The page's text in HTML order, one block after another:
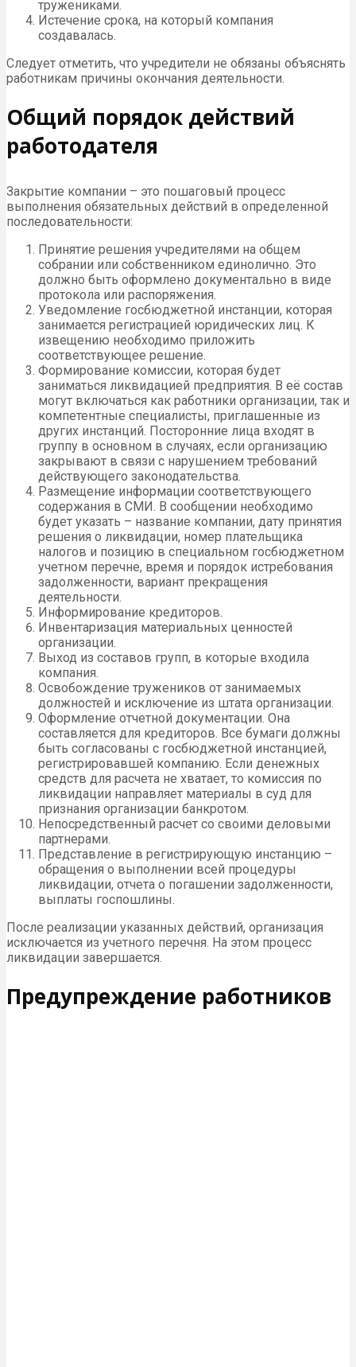
тружениками.
Истечение срока, на который компания
создавалась.
Следует отметить, что учредители не обязаны объяснять
работникам причины окончания деятельности.
Общий порядок действий
работодателя
Закрытие компании – это пошаговый процесс
выполнения обязательных действий в определенной
последовательности:
Принятие решения учредителями на общем
собрании или собственником единолично. Это
должно быть оформлено документально в виде
протокола или распоряжения.
Уведомление госбюджетной инстанции, которая
занимается регистрацией юридических лиц. К
извещению необходимо приложить
соответствующее решение.
Формирование комиссии, которая будет
заниматься ликвидацией предприятия. В её состав
могут включаться как работники организации, так и
компетентные специалисты, приглашенные из
других инстанций. Посторонние лица входят в
группу в основном в случаях, если организацию
закрывают в связи с нарушением требований
действующего законодательства.
Размещение информации соответствующего
содержания в СМИ. В сообщении необходимо
будет указать – название компании, дату принятия
решения о ликвидации, номер плательщика
налогов и позицию в специальном госбюджетном
учетном перечне, время и порядок истребования
задолженности, вариант прекращения
деятельности.
Информирование кредиторов.
Инвентаризация материальных ценностей
организации.
Выход из составов групп, в которые входила
компания.
Освобождение тружеников от занимаемых
должностей и исключение из штата организации.
Оформление отчетной документации. Она
составляется для кредиторов. Все бумаги должны
быть согласованы с госбюджетной инстанцией,
регистрировавшей компанию. Если денежных
средств для расчета не хватает, то комиссия по
ликвидации направляет материалы в суд для
признания организации банкротом.
Непосредственный расчет со своими деловыми
партнерами.
Представление в регистрирующую инстанцию –
обращения о выполнении всей процедуры
ликвидации, отчета о погашении задолженности,
выплаты госпошлины.
После реализации указанных действий, организация
исключается из учетного перечня. На этом процесс
ликвидации завершается.
Предупреждение работников